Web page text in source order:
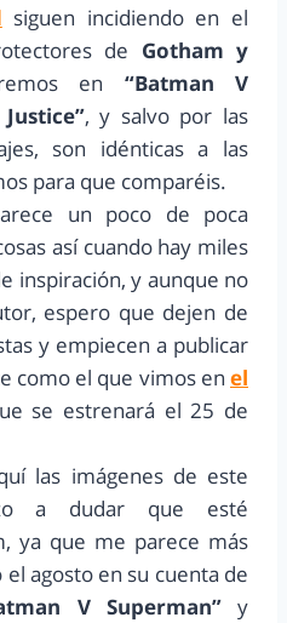
siguen incidiendo en el
de Gotham y
en “Batman V
, y salvo por las
son idénticas a las
para que comparéis.
un poco de poca
así cuando hay miles
inspiración, y aunque no
espero que dejen de
y empiecen a publicar
como el que vimos en el
se estrenará el 25 de
las imágenes de este
a dudar que esté
ya que me parece más
agosto en su cuenta de
V Superman”y